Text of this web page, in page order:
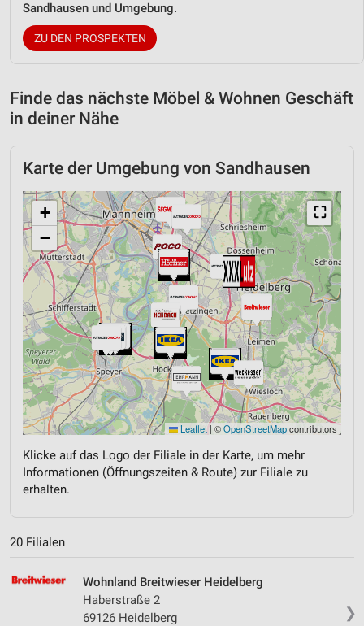
Sandhausen und Umgebung.
ZU DEN PROSPEKTEN
Finde das nächste Möbel & Wohnen Geschäft
in deiner Nähe
Karte der Umgebung von Sandhausen
⛶
+
−
Leaflet | ©OpenStreetMapcontributors
Klicke auf das Logo der Filiale in der Karte, um mehr
Informationen (Öffnungszeiten & Route) zur Filiale zu
erhalten.
20 Filialen
❯
Wohnland Breitwieser Heidelberg
Haberstraße 2
69126 Heidelberg